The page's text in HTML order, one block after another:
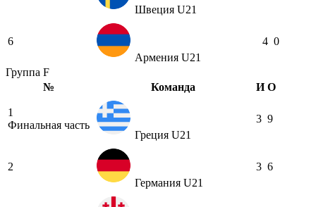
Швеция U21
6
Армения U21
4 0
Группа F
№
Команда И О
1
Финальная часть
Греция U21
3 9
2
Германия U21
3 6